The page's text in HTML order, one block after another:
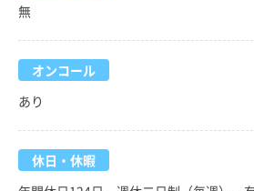
無
オンコール
あり
休日・休暇